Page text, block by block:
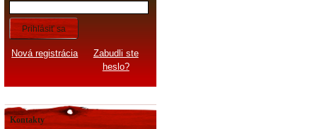
Prihlásiť sa
Nová registrácia
Zabudli ste
heslo?
Kontakty